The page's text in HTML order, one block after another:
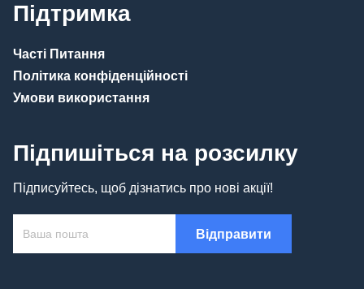
Підтримка
Часті Питання
Політика конфіденційності
Умови використання
Підпишіться на розсилку
Підписуйтесь, щоб дізнатись про нові акції!